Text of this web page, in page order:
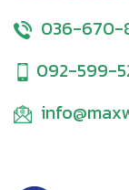
036-670-
092-599-